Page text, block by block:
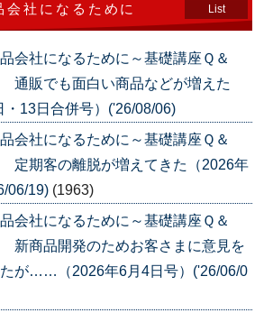
会社になるために
List
会社になるために～基礎講座Ｑ＆
販でも面白い商品などが増えた
・13日合併号）('26/08/06)
会社になるために～基礎講座Ｑ＆
期客の離脱が増えてきた（2026年
06/19) (1963)
会社になるために～基礎講座Ｑ＆
商品開発のためお客さまに意見を
が……（2026年6月4日号）('26/06/0